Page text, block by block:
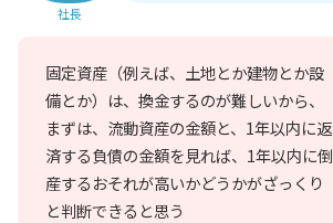
社長
固定資産（例えば、土地とか建物とか設
備とか）は、換金するのが難しいから、
まずは、流動資産の金額と、1年以内に返
済する負債の金額を見れば、1年以内に倒
産するおそれが高いかどうかがざっくり
と判断できると思う